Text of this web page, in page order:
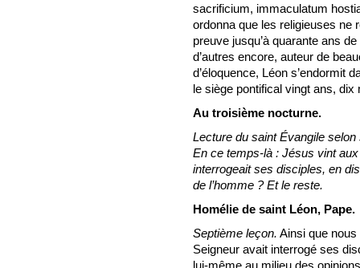
sacrificium, immaculatum
ordonna que les religieuses ne
preuve jusqu’à quarante ans
d’autres encore, auteur de
d’éloquence, Léon s’endormit
le siège pontifical vingt ans,
Au troisième nocturne.
Lecture du saint Évangile selon
En ce temps-là : Jésus vint
interrogeait ses disciples, en
de l’homme ? Et le reste.
Homélie de saint Léon, Pape.
Septième leçon. Ainsi que nous
Seigneur avait interrogé ses
lui-même au milieu des